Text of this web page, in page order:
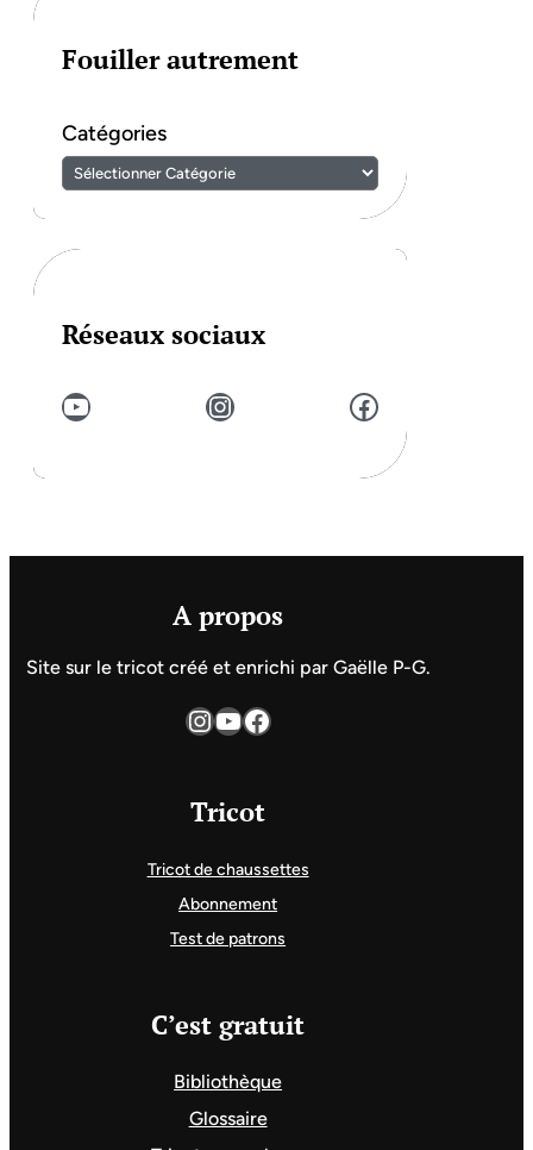
Fouiller autrement
Catégories
Réseaux sociaux
YouTube Instagram Facebook
A propos
Site sur le tricot créé et enrichi par Gaëlle P-G.
InstagramYouTube Facebook
Tricot
Tricot de chaussettes
Abonnement
Test de patrons
C’est gratuit
Bibliothèque
Glossaire